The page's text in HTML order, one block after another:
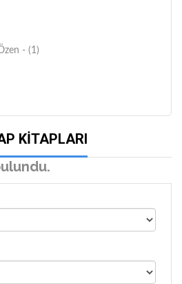
- (1)
KITAPLARI